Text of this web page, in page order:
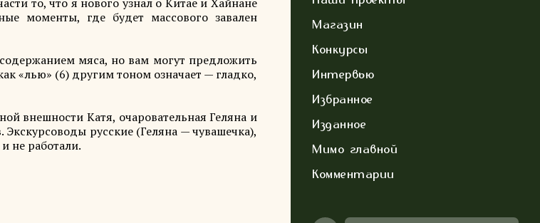
Магазин
Конкурсы
Интервью
Избранное
Изданное
Мимо главной
Комментарии
моменты, где будет массового завален
мяса, но вам могут предложить
«лью» (6) другим тоном означает — гладко,
внешности Катя, очаровательная Геляна и
русские (Геляна — чувашечка),
не работали.